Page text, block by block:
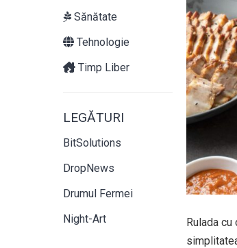
Sănătate
Tehnologie
Timp Liber
LEGĂTURI
BitSolutions
DropNews
Drumul Fermei
Night-Art
Rulada